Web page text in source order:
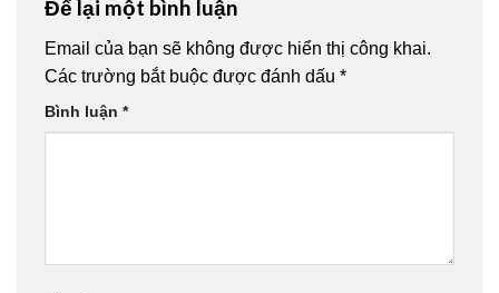
Để lại một bình luận
Email của bạn sẽ không được hiển thị công khai.
Các trường bắt buộc được đánh dấu *
Bình luận *